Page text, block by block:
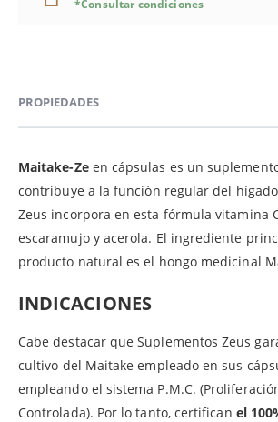
*Consultar condiciones
PROPIEDADES
Maitake-Ze en cápsulas es un
contribuye a la función regular del
Zeus incorpora en esta fórmula vitamina
escaramujo y acerola. El ingrediente
producto natural es el hongo medicinal
INDICACIONES
Cabe destacar que Suplementos Zeus
cultivo del Maitake empleado en sus
empleando el sistema P.M.C.
Controlada). Por lo tanto, certifican el